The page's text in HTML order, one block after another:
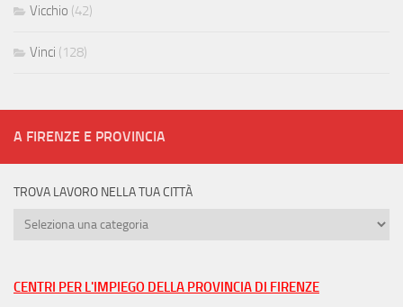
Vicchio (42)
Vinci (128)
A FIRENZE E PROVINCIA
TROVA LAVORO NELLA TUA CITTÀ
Trova
tua
CENTRI PER L'IMPIEGO DELLA PROVINCIA DI FIRENZE